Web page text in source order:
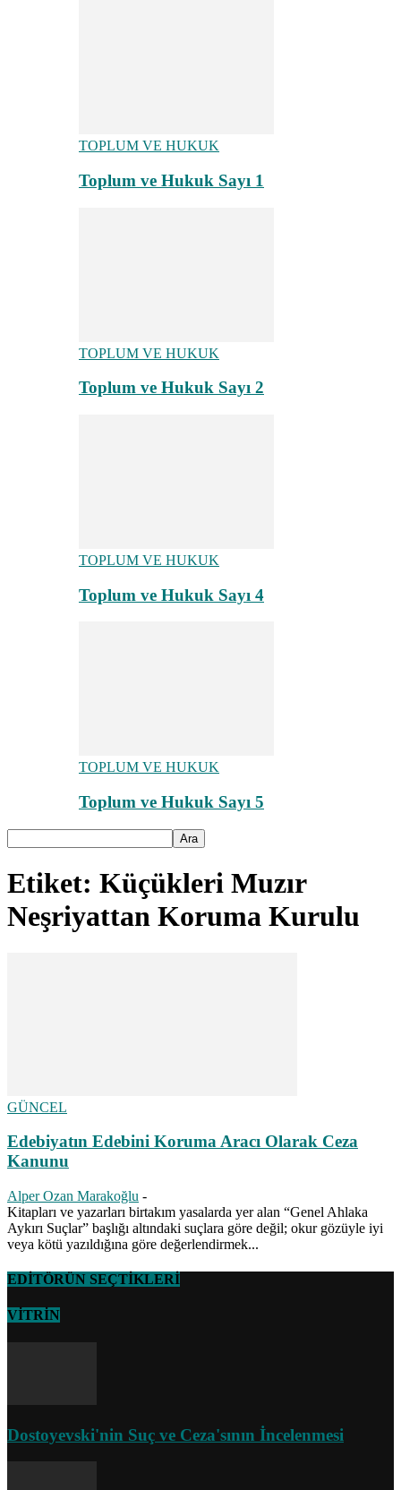
TOPLUM VE HUKUK
Toplum ve Hukuk Sayı 1
TOPLUM VE HUKUK
Toplum ve Hukuk Sayı 2
TOPLUM VE HUKUK
Toplum ve Hukuk Sayı 4
TOPLUM VE HUKUK
Toplum ve Hukuk Sayı 5
Etiket: Küçükleri Muzır
Neşriyattan Koruma Kurulu
GÜNCEL
Edebiyatın Edebini Koruma Aracı Olarak Ceza
Kanunu
Alper Ozan Marakoğlu -
Kitapları ve yazarları birtakım yasalarda yer alan “Genel Ahlaka
Aykırı Suçlar” başlığı altındaki suçlara göre değil; okur gözüyle iyi
veya kötü yazıldığına göre değerlendirmek...
EDİTÖRÜN SEÇTİKLERİ
VİTRİN
Dostoyevski'nin Suç ve Ceza'sının İncelenmesi